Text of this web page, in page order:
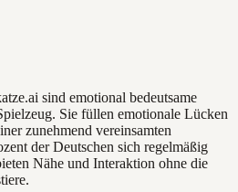
sind emotional bedeutsame
Sie füllen emotionale Lücken
zunehmend vereinsamten
der Deutschen sich regelmäßig
Nähe und Interaktion ohne die